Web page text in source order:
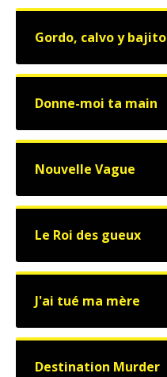
Gordo, calvo y bajito
Donne-moi ta main
Nouvelle Vague
Le Roi des gueux
J'ai tué ma mère
Destination Murder